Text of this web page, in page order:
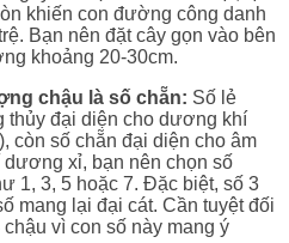
khiến con đường công danh
Bạn nên đặt cây gọn vào bên
khoảng 20-30cm.
chậu là số chẵn: Số lẻ
thủy đại diện cho dương khí
còn số chẵn đại diện cho âm
dương xỉ, bạn nên chọn số
1, 3, 5 hoặc 7. Đặc biệt, số 3
mang lại đại cát. Cần tuyệt đối
vì con số này mang ý